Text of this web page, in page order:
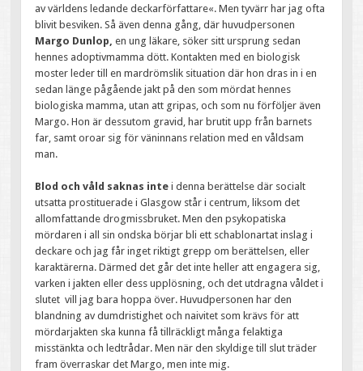
av världens ledande deckarförfattare«. Men tyvärr har jag ofta
blivit besviken. Så även denna gång, där huvudpersonen
Margo Dunlop, en ung läkare, söker sitt ursprung sedan
hennes adoptivmamma dött. Kontakten med en biologisk
moster leder till en mardrömslik situation där hon dras in i en
sedan länge pågående jakt på den som mördat hennes
biologiska mamma, utan att gripas, och som nu förföljer även
Margo. Hon är dessutom gravid, har brutit upp från barnets
far, samt oroar sig för väninnans relation med en våldsam
man.
Blod och våld saknas inte i denna berättelse där socialt
utsatta prostituerade i Glasgow står i centrum, liksom det
allomfattande drogmissbruket. Men den psykopatiska
mördaren i all sin ondska börjar bli ett schablonartat inslag i
deckare och jag får inget riktigt grepp om berättelsen, eller
karaktärerna. Därmed det går det inte heller att engagera sig,
varken i jakten eller dess upplösning, och det utdragna våldet i
slutet vill jag bara hoppa över. Huvudpersonen har den
blandning av dumdristighet och naivitet som krävs för att
mördarjakten ska kunna få tillräckligt många felaktiga
misstänkta och ledtrådar. Men när den skyldige till slut träder
fram överraskar det Margo, men inte mig.